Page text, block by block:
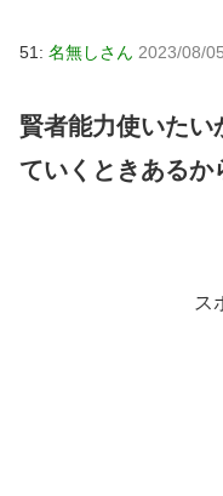
51: 名無しさん 2023/08/
賢者能力使いたい
ていくときあるか
ス